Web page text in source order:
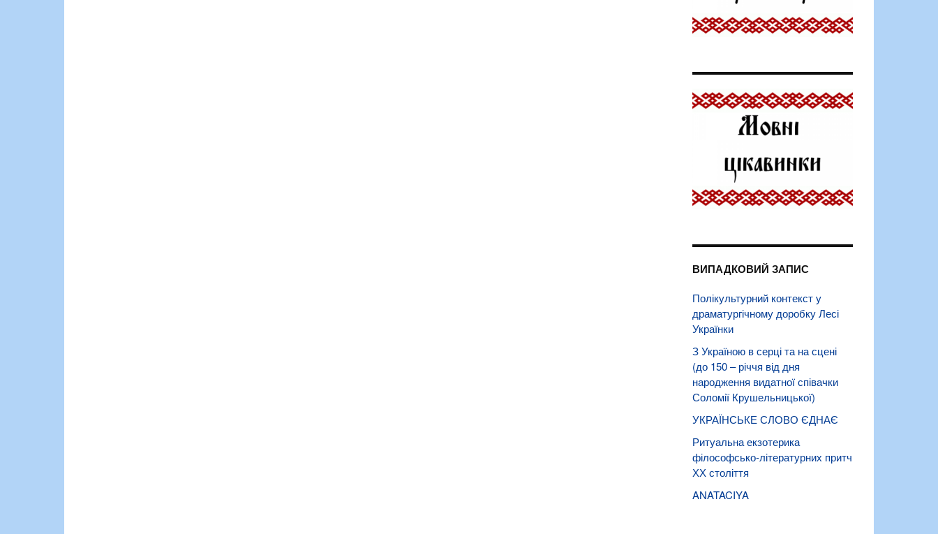
ВИПАДКОВИЙ ЗАПИС
Полікультурний контекст у
драматургічному доробку Лесі
Українки
З Україною в серці та на сцені
(до 150 – річчя від дня
народження видатної співачки
Соломії Крушельницької)
УКРАЇНСЬКЕ СЛОВО ЄДНАЄ
Ритуальна екзотерика
філософсько-літературних притч
ХХ століття
ANATACIYA